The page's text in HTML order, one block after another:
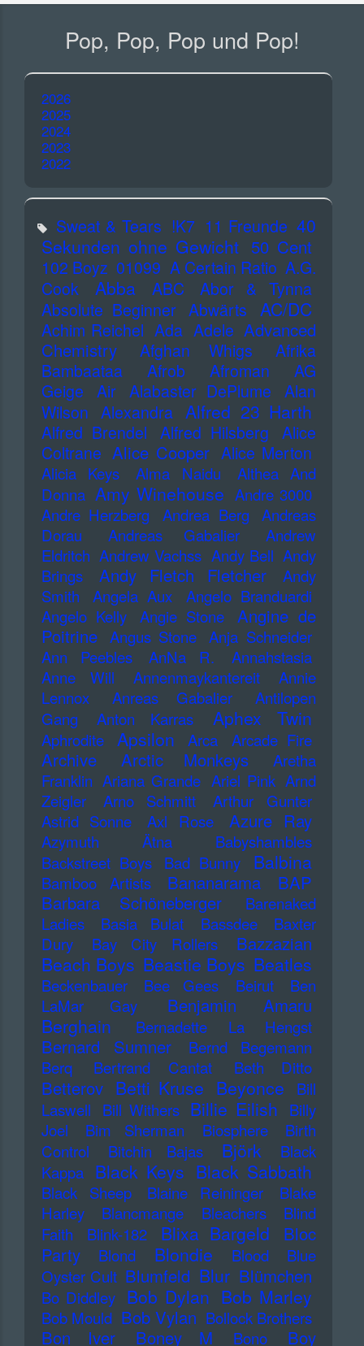
Pop, Pop, Pop und Pop!
2026
2025
2024
2023
2022
Sweat & Tears !K7 11 Freunde 40
Sekunden ohne Gewicht 50 Cent
102 Boyz 01099 A Certain Ratio A.G.
Cook
Abba ABC
Abor & Tynna
Absolute Beginner Abwärts AC/DC
Achim Reichel Ada Adele Advanced
Chemistry
Afghan Whigs
Afrika
Bambaataa
Afrob Afroman
AG
Geige
Air Alabaster DePlume
Alan
Wilson Alexandra Alfred 23 Harth
Alfred Brendel Alfred Hilsberg
Alice
Coltrane Alice Cooper Alice Merton
Alicia Keys Alma Naidu
Althea And
Donna Amy Winehouse Andre 3000
Andre Herzberg
Andrea Berg
Andreas
Dorau
Andreas Gabalier
Andrew
Eldritch Andrew Vachss Andy Bell Andy
Brings
Andy Fletch Fletcher
Andy
Smith
Angela Aux
Angelo Branduardi
Angelo Kelly
Angie Stone
Angine de
Poitrine Angus Stone Anja Schneider
Ann Peebles
AnNa R.
Annahstasia
Anne Will
Annenmaykantereit
Annie
Lennox
Anreas Gabalier
Antilopen
Gang
Anton Karras Aphex Twin
Aphrodite Apsilon Arca Arcade Fire
Archive Arctic Monkeys
Aretha
Franklin Ariana Grande Ariel Pink Arnd
Zeigler
Arno Schmitt
Arthur Gunter
Astrid Sonne
Axl Rose Azure Ray
Azymuth Ätna
Babyshambles
Backstreet Boys
Bad Bunny Balbina
Bamboo Artists Bananarama
BAP
Barbara Schöneberger
Barenaked
Ladies
Basia Bulat Bassdee
Baxter
Dury
Bay City Rollers Bazzazian
Beach Boys Beastie Boys Beatles
Beckenbauer Bee Gees Beirut
Ben
LaMar Gay
Benjamin Amaru
Berghain Bernadette La Hengst
Bernard Sumner
Bernd Begemann
Berq
Bertrand Cantat Beth Ditto
Betterov Betti Kruse Beyonce
Bill
Laswell
Bill Withers Billie Eilish
Billy
Joel
Bim Sherman Biosphere
Birth
Control
Bitchin Bajas Björk
Black
Kappa Black Keys Black Sabbath
Black Sheep Blaine Reininger
Blake
Harley
Blancmange Bleachers
Blind
Faith
Blink-182 Blixa Bargeld
Bloc
Party
Blond Blondie Blood
Blue
Oyster Cult Blumfeld Blur Blümchen
Bo Diddley Bob Dylan Bob Marley
Bob Mould Bob Vylan Bollock Brothers
Bon Iver Boney M Bono Boy